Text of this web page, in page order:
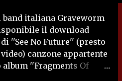
band italiana Graveworm
il download
''See No Future'' (presto
canzone appartente
album ''Fragments Of